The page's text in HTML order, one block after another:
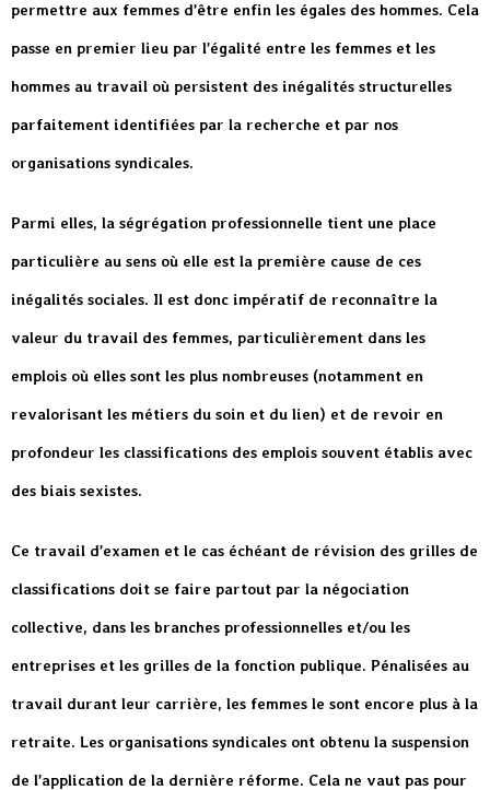
permettre aux femmes d’être enfin les égales des hommes. Cela
passe en premier lieu par l’égalité entre les femmes et les
hommes au travail où persistent des inégalités structurelles
parfaitement identifiées par la recherche et par nos
organisations syndicales.
Parmi elles, la ségrégation professionnelle tient une place
particulière au sens où elle est la première cause de ces
inégalités sociales. Il est donc impératif de reconnaître la
valeur du travail des femmes, particulièrement dans les
emplois où elles sont les plus nombreuses (notamment en
revalorisant les métiers du soin et du lien) et de revoir en
profondeur les classifications des emplois souvent établis avec
des biais sexistes.
Ce travail d’examen et le cas échéant de révision des grilles de
classifications doit se faire partout par la négociation
collective, dans les branches professionnelles et/ou les
entreprises et les grilles de la fonction publique. Pénalisées au
travail durant leur carrière, les femmes le sont encore plus à la
retraite. Les organisations syndicales ont obtenu la suspension
de l’application de la dernière réforme. Cela ne vaut pas pour